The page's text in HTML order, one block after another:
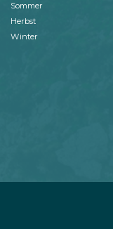
Sommer
Herbst
Winter